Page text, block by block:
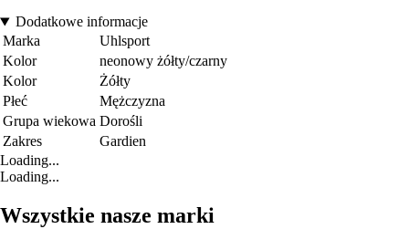
Dodatkowe informacje
Marka
Uhlsport
Kolor
neonowy żółty/czarny
Kolor
Żółty
Płeć
Mężczyzna
Grupa wiekowa Dorośli
Zakres
Gardien
Loading...
Loading...
Wszystkie nasze marki